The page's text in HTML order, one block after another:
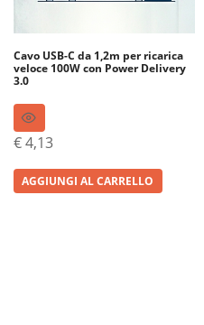
Cavo USB-C da 1,2m per ricarica
veloce 100W con Power Delivery
3.0
€4,13
AGGIUNGI AL CARRELLO